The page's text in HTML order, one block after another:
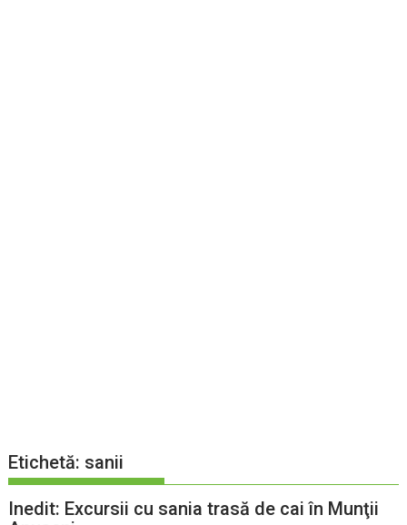
Etichetă: sanii
Inedit: Excursii cu sania trasă de cai în Munţii